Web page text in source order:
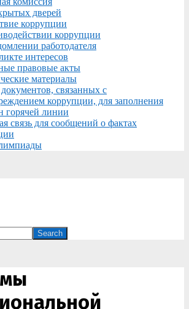
дверей
коррупции
коррупции
работодателя
интересов
правовые акты
материалы
связанных с
коррупции, для заполнения
горячей линии
связь для сообщений о фактах